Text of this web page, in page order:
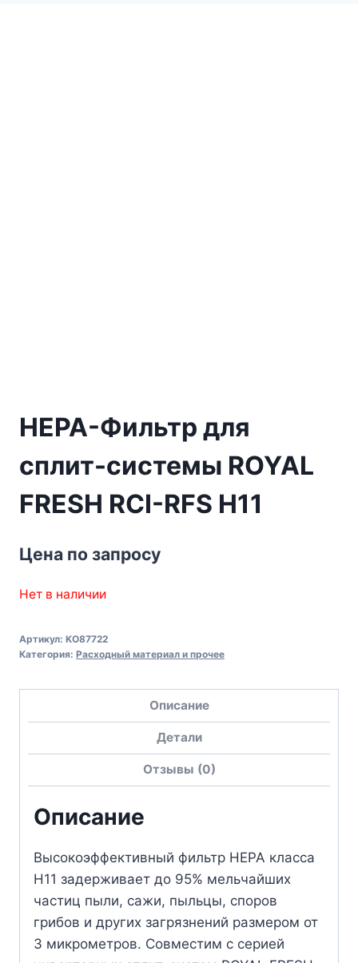
HEPA-Фильтр для
сплит-системы ROYAL
FRESH RCI-RFS H11
Цена по запросу
Нет в наличии
Артикул: KO87722
Категория: Расходный материал и прочее
Описание
Детали
Отзывы (0)
Описание
Высокоэффективный фильтр HEPA класса
H11 задерживает до 95% мельчайших
частиц пыли, сажи, пыльцы, споров
грибов и других загрязнений размером от
3 микрометров. Совместим с серией